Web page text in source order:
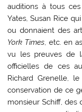
auditions à tous ces
Yates, Susan Rice
ou donnaient des
York Times, etc. en
vu les preuves de
officielles de ces
Richard Grenelle,
conservation de ce
monsieur Schiff, des